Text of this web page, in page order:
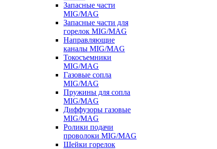
Запасные части
MIG/MAG
Запасные части для
горелок MIG/MAG
Направляющие
каналы MIG/MAG
Токосъемники
MIG/MAG
Газовые сопла
MIG/MAG
Пружины для сопла
MIG/MAG
Диффузоры газовые
MIG/MAG
Ролики подачи
проволоки MIG/MAG
Шейки горелок